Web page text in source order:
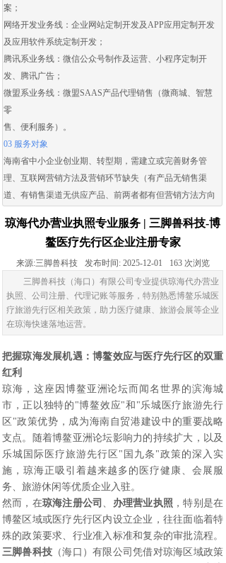
案；
网络开发业务线： 企业网站定制开发及APP应用定制开发
及应用软件系统定制开发 ；
腾讯系业务线：微信公众号制作及运营、 小程序定制开
发、腾讯广告；
微盟系业务线： 微盟SAAS产品代理销售（微商城、智慧
零
售、便利服务）。
03 服务对象
海南省中小企业创业期、转型期，需建立或完善财务管
理、互联网营销方法及营销环节缺失（有产品无销售渠
道、有销售渠道无供应产品、前两者都有但营销方法方向
琼海代办营业执照专业服务 | 三脚兽科技-博
鳌医疗先行区企业注册专家
来源:三脚兽科技 发布时间: 2025-12-01 163 次浏览
三脚兽科技（海口）有限公司专业提供琼海代办营业
执照、公司注册、代理记账等服务，特别熟悉博鳌乐城医
疗旅游先行区相关政策，助力医疗健康、旅游会展等企业
在琼海快速落地运营。
把握琼海发展机遇：博鳌效应与医疗先行区的双重
红利
琼海，这座因博鳌亚洲论坛而闻名世界的滨海城
市，正以独特的"博鳌效应"和"乐城医疗旅游先行
区"政策优势，成为海南自贸港建设中的重要战略
支点。随着博鳌亚洲论坛影响力的持续扩大，以及
乐城国际医疗旅游先行区"国九条"政策的深入实
施，琼海正吸引着越来越多的医疗健康、会展服
务、旅游休闲等优质企业入驻。
然而，在琼海注册公司 、 办理营业执照 ，特别是在
博鳌区域或医疗先行区内设立企业，往往面临着特
殊的政策要求、行业准入标准和复杂的审批流程。
三脚兽科技 （海口）有限公司凭借对琼海区域政策